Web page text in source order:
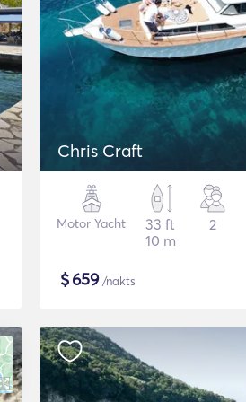
Chris Craft
Motor Yacht
33 ft
10 m
2
$659/nakts